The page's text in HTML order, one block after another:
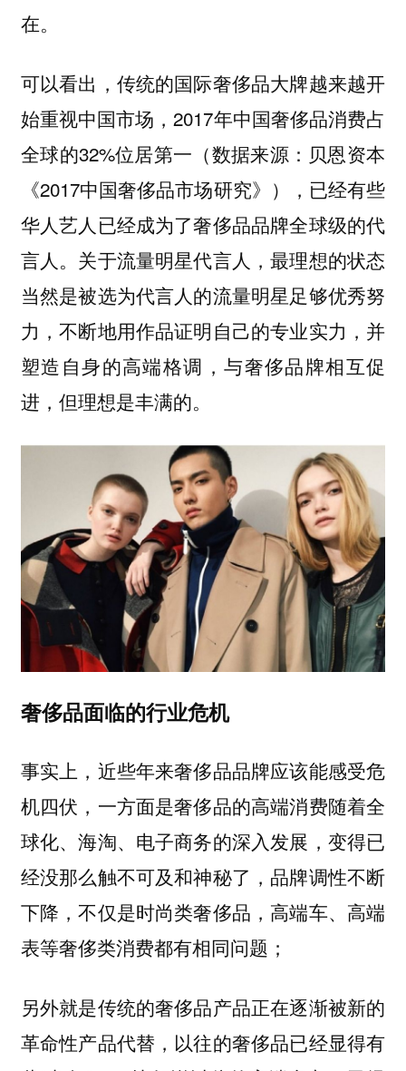
在。
可以看出，传统的国际奢侈品大牌越来越开
始重视中国市场，2017年中国奢侈品消费占
全球的32%位居第一（数据来源：贝恩资本
《2017中国奢侈品市场研究》），已经有些
华人艺人已经成为了奢侈品品牌全球级的代
言人。关于流量明星代言人，最理想的状态
当然是被选为代言人的流量明星足够优秀努
力，不断地用作品证明自己的专业实力，并
塑造自身的高端格调，与奢侈品牌相互促
进，但理想是丰满的。
奢侈品面临的行业危机
事实上，近些年来奢侈品品牌应该能感受危
机四伏，一方面是奢侈品的高端消费随着全
球化、海淘、电子商务的深入发展，变得已
经没那么触不可及和神秘了，品牌调性不断
下降，不仅是时尚类奢侈品，高端车、高端
表等奢侈类消费都有相同问题；
另外就是传统的奢侈品产品正在逐渐被新的
革命性产品代替，以往的奢侈品已经显得有